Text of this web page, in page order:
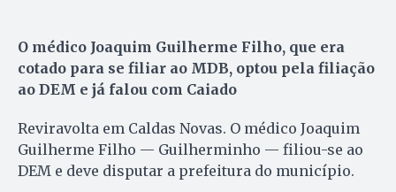
O médico Joaquim Guilherme Filho, que era
cotado para se filiar ao MDB, optou pela filiação
ao DEM e já falou com Caiado
Reviravolta em Caldas Novas. O médico Joaquim
Guilherme Filho — Guilherminho — filiou-se ao
DEM e deve disputar a prefeitura do município.